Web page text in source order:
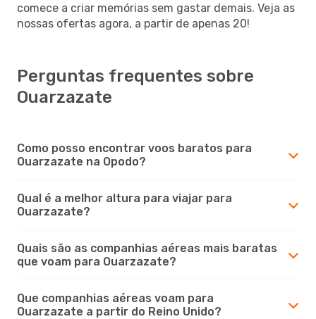
comece a criar memórias sem gastar demais. Veja as
nossas ofertas agora, a partir de apenas 20!
Perguntas frequentes sobre
Ouarzazate
Como posso encontrar voos baratos para
Ouarzazate na Opodo?
Qual é a melhor altura para viajar para
Ouarzazate?
Quais são as companhias aéreas mais baratas
que voam para Ouarzazate?
Que companhias aéreas voam para
Ouarzazate a partir do Reino Unido?